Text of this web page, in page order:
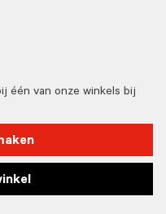
één van onze winkels bij